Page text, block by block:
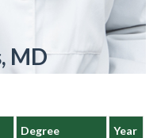
MD
Degree Year